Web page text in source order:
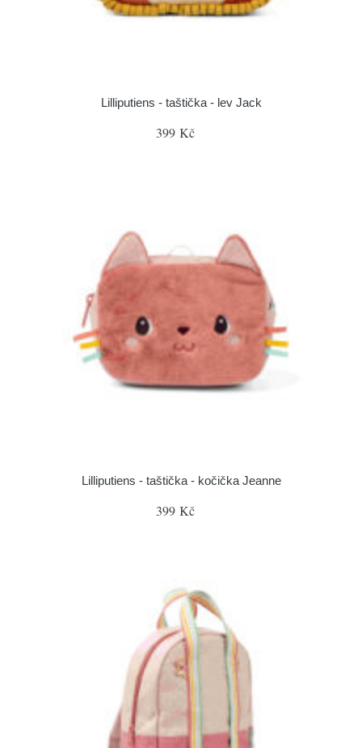
Lilliputiens - taštička - lev Jack
399 Kč
Lilliputiens - taštička - kočička Jeanne
399 Kč